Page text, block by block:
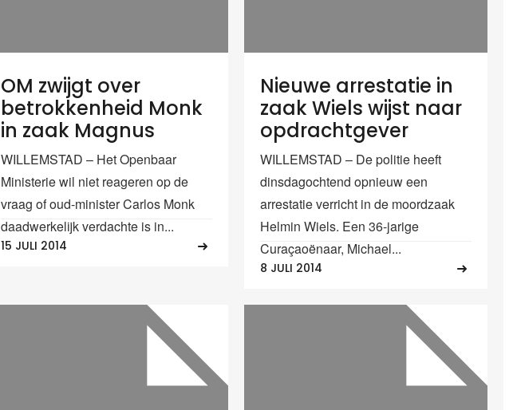
OM zwijgt over
betrokkenheid Monk
in zaak Magnus
WILLEMSTAD – Het Openbaar
Ministerie wil niet reageren op de
vraag of oud-minister Carlos Monk
daadwerkelijk verdachte is in...
15 JULI 2014
Nieuwe arrestatie in
zaak Wiels wijst naar
opdrachtgever
WILLEMSTAD – De politie heeft
dinsdagochtend opnieuw een
arrestatie verricht in de moordzaak
Helmin Wiels. Een 36-jarige
Curaçaoënaar, Michael...
8 JULI 2014